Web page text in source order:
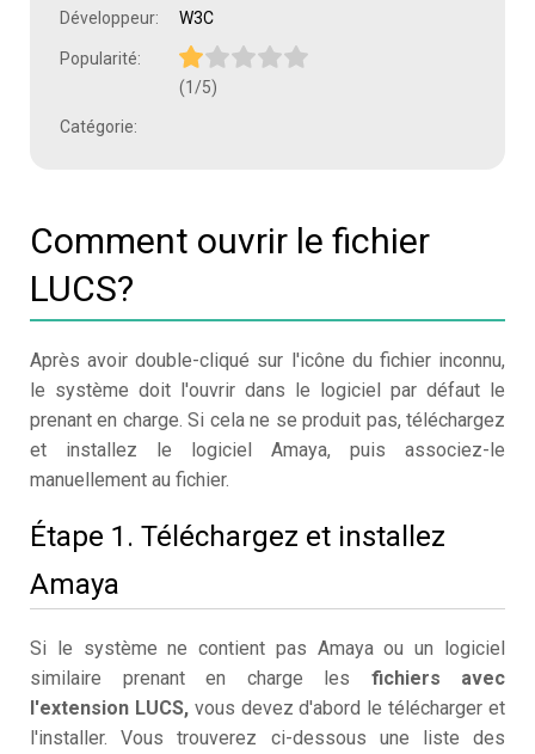
Développeur: W3C
Popularité:
(1/5)
Catégorie:
Comment ouvrir le fichier
LUCS?
Après avoir double-cliqué sur l'icône du fichier inconnu,
le système doit l'ouvrir dans le logiciel par défaut le
prenant en charge. Si cela ne se produit pas, téléchargez
et installez le logiciel Amaya, puis associez-le
manuellement au fichier.
Étape 1. Téléchargez et installez
Amaya
Si le système ne contient pas Amaya ou un logiciel
similaire prenant en charge les fichiers avec
l'extension LUCS,vous devez d'abord le télécharger et
l'installer. Vous trouverez ci-dessous une liste des